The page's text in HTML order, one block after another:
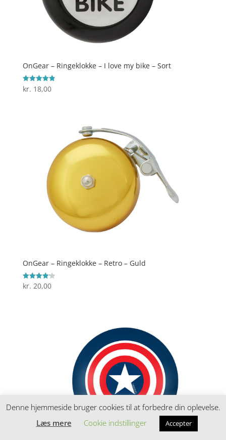
OnGear – Ringeklokke – I love my bike – Sort
Vurderet
4.9
kr. 18,00
OnGear – Ringeklokke – Retro – Guld
Vurderet
4.2
kr. 20,00
Denne hjemmeside bruger cookies til at forbedre din oplevelse.
Læs mere
Cookie indstillinger Accepter